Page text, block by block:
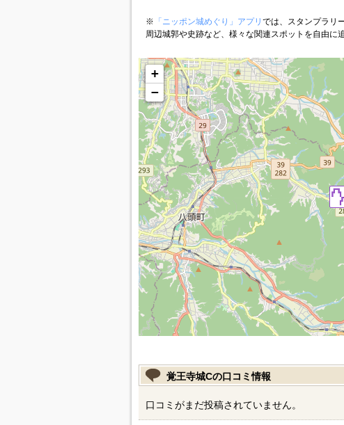
※ 「ニッポン城めぐり」アプリ では、スタンプラリ
周辺城郭や史跡など、様々な関連スポットを自由に
+
−
覚王寺城Cの口コミ情報
口コミがまだ投稿されていません。